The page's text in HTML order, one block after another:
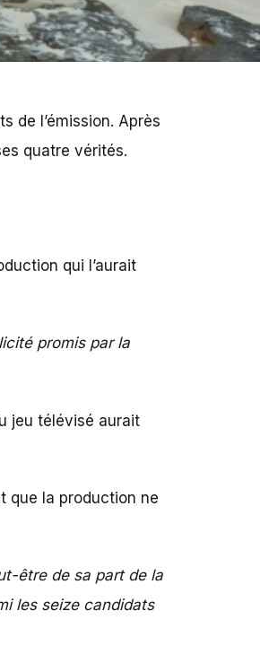
de l’émission. Après
quatre vérités.
qui l’aurait
promis par la
jeu télévisé aurait
que la production ne
être de sa part de la
les seize candidats